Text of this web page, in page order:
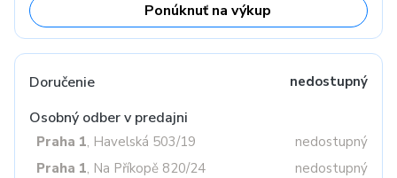
Ponúknuť na výkup
Doručenie nedostupný
Osobný odber v predajni
Praha 1, Havelská 503/19
nedostupný
Praha 1, Na Příkopě 820/24
nedostupný